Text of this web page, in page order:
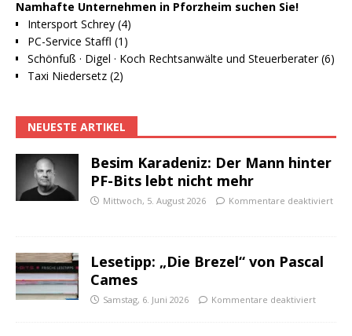
Namhafte Unternehmen in Pforzheim suchen Sie!
Intersport Schrey (4)
PC-Service Staffl (1)
Schönfuß · Digel · Koch Rechtsanwälte und Steuerberater (6)
Taxi Niedersetz (2)
NEUESTE ARTIKEL
Besim Karadeniz: Der Mann hinter
PF-Bits lebt nicht mehr
Mittwoch, 5. August 2026 Kommentare deaktiviert
Lesetipp: „Die Brezel“ von Pascal
Cames
Samstag, 6. Juni 2026 Kommentare deaktiviert